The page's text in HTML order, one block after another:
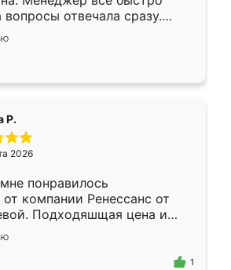
вопросы отвечала сразу.
в субботу, подошёл к
Собрали
работали аккуратно, даже
Р.
2026
понравилось
компании Ренессанс от
Подходяшщая цена и
изготовления. Приехавший
Владислав
моему эскизу самый
1